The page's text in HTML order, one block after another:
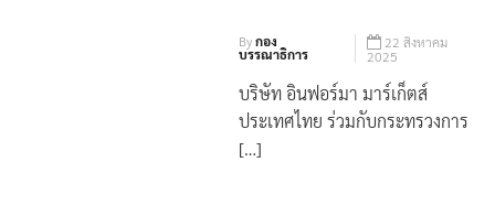
Byกอง
บรรณาธิการ
22 สิงหาคม
2025
บริษัท อินฟอร์มา มาร์เก็ตส์
ประเทศไทย ร่วมกับกระทรวงการ
[…]